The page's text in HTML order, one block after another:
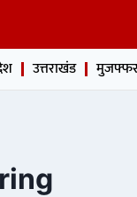
उत्तराखंड